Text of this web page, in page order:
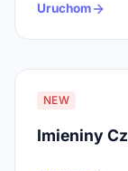
Uruchom
NEW
Imieniny